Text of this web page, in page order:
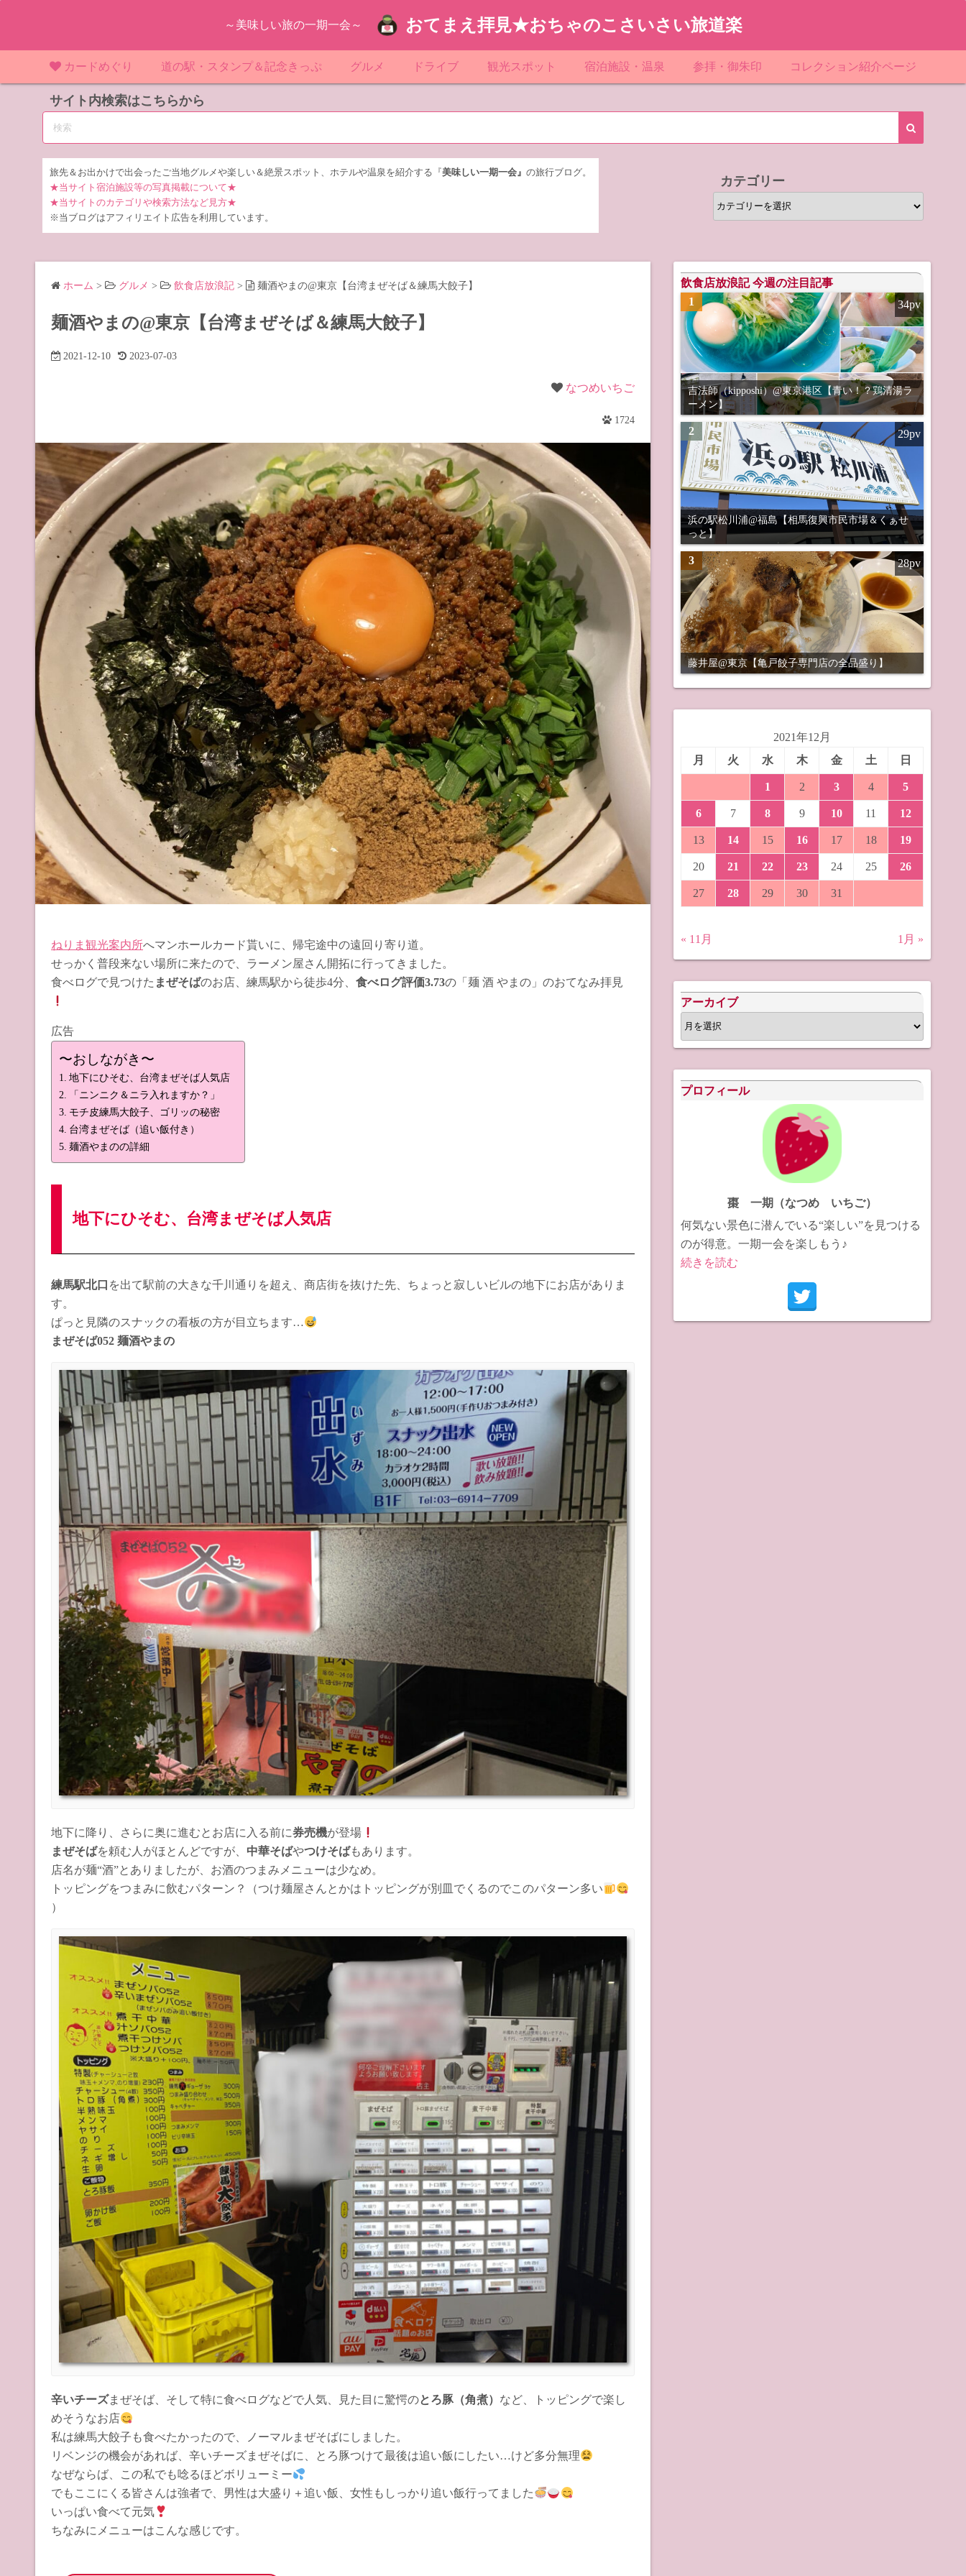
ツ
～美味しい旅の一期一会～ おてまえ拝見★おちゃのこさいさい旅道楽
カードめぐり
マンホールカード マンホールカード（関東）
埼玉県のマンホール
茨城県のマンホール
栃木県のマンホール
マンホールカード（東北） 宮城県のマンホール
マンホールカード（中部）
IKEカード
KAWAカード
橋カード
ダムカード
LOGetカード
道の駅・スタンプ＆記念きっぷ
道の駅（関東）
道の駅 埼玉
道の駅 茨城
道の駅 群馬
道の駅 山梨
道の駅 静岡
道の駅（東北） 道の駅 宮城
道の駅（北陸）
グルメ ドライブ 観光スポット
遊び・体験
宿泊施設・温泉
スーパーホテル
シティホテル・ビジネスホテル
参拝・御朱印 コレクション紹介ページ
「東北」道の駅スタンプ一覧
サイト内検索はこちらから
旅先＆お出かけで出会ったご当地グルメや楽しい＆絶景スポット、ホテルや温泉を紹介する『 美味しい一期一会』 の旅行ブログ。
★当サイト宿泊施設等の写真掲載について★
★当サイトのカテゴリや検索方法など見方★
※当ブログはアフィリエイト広告を利用しています。
カテゴリー
カ
テ
ー
ホーム > グルメ > 飲食店放浪記 > 麺酒やまの@東京【台湾まぜそば＆練馬大餃子】
麺酒やまの@東京【台湾まぜそば＆練馬大餃子】
2021-12-10 2023-07-03
なつめいちご
1724
ねりま観光案内所へマンホールカード貰いに、帰宅途中の遠回り寄り道。
せっかく普段来ない場所に来たので、ラーメン屋さん開拓に行ってきました。
食べログで見つけた まぜそばのお店、練馬駅から徒歩4分、 食べログ評価3.73の「麺 酒 やまの」のおてなみ拝見
広告
〜おしながき〜
地下にひそむ、台湾まぜそば人気店
「ニンニク＆ニラ入れますか？」
モチ皮練馬大餃子、ゴリッの秘密
台湾まぜそば（追い飯付き）
麺酒やまのの詳細
地下にひそむ、台湾まぜそば人気店
練馬駅北口 を出て駅前の大きな千川通りを超え、商店街を抜けた先、ちょっと寂しいビルの地下にお店がありま
す。
ぱっと見隣のスナックの看板の方が目立ちます…
まぜそば052 麺酒やまの
地下に降り、さらに奥に進むとお店に入る前に券売機が登場
まぜそばを頼む人がほとんどですが、 中華そばやつけそばもあります。
店名が麺“酒”とありましたが、お酒のつまみメニューは少なめ。
トッピングをつまみに飲むパターン？（つけ麺屋さんとかはトッピングが別皿でくるのでこのパターン多い
）
辛いチーズまぜそば、そして特に食べログなどで人気、見た目に驚愕のとろ豚（角煮） など、トッピングで楽し
めそうなお店
私は練馬大餃子も食べたかったので、ノーマルまぜそばにしました。
リベンジの機会があれば、辛いチーズまぜそばに、とろ豚つけて最後は追い飯にしたい…けど多分無理
なぜならば、この私でも唸るほどボリューミー
でもここにくる皆さんは強者で、男性は大盛り＋追い飯、女性もしっかり追い飯行ってました
いっぱい食べて元気
ちなみにメニューはこんな感じです。
飲食店放浪記 今週の注目記事
1
吉法師（kipposhi）@東京港区【青い！？鶏清湯ラ
ーメン】
34pv
2
浜の駅松川浦@福島【相馬復興市民市場＆くぁせ
っと】
29pv
3
藤井屋@東京【亀戸餃子専門店の全品盛り】
28pv
2021年12月
月
火 水 木 金 土 日
1 2 3 4 5
6 7 8 9 10 11 12
13 14 15 16 17 18 19
20 21 22 23 24 25 26
27 28 29 30 31
« 11月 1月 »
アーカイブ
ア
ー
ブ
プロフィール
棗 一期（なつめ いちご）
何気ない景色に潜んでいる“楽しい”を見つける
のが得意。一期一会を楽しもう♪
続きを読む